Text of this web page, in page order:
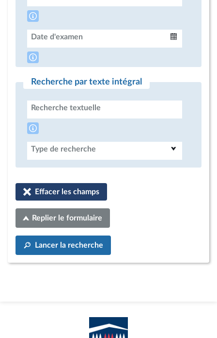
Date d'examen
Recherche par texte intégral
Recherche textuelle
Type de recherche
Effacer les champs
Replier le formulaire
Lancer la recherche